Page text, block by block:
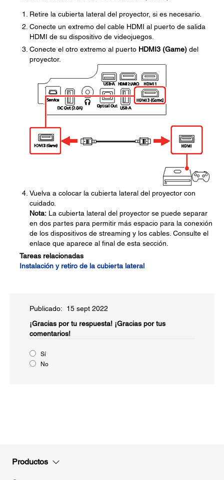
Retire la cubierta lateral del proyector, si es necesario.
Conecte un extremo del cable HDMI al puerto de salida
HDMI de su dispositivo de videojuegos.
Conecte el otro extremo al puerto HDMI3 (Game) del
proyector.
Vuelva a colocar la cubierta lateral del proyector con
cuidado.
Nota: La cubierta lateral del proyector se puede separar
en dos partes para permitir más espacio para la conexión
de los dispositivos de streaming y los cables. Consulte el
enlace que aparece al final de esta sección.
Tareas relacionadas
Instalación y retiro de la cubierta lateral
Publicado: 15 sept 2022
¡Gracias por tu respuesta! ¡Gracias por tus
comentarios!
Sí
No
Productos